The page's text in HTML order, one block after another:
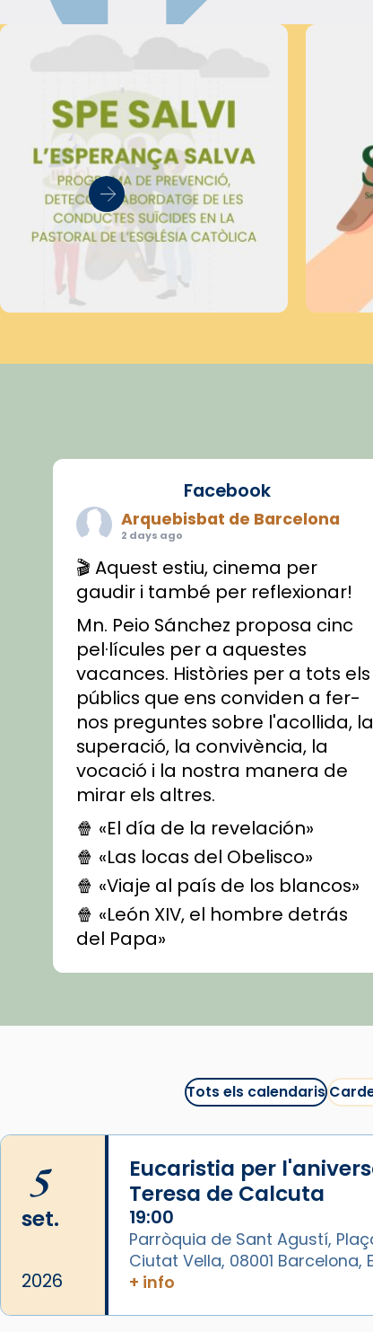
Facebook
Arquebisbat de Barcelona
2 days ago
🎬 Aquest estiu, cinema per
gaudir i també per reflexionar!
Mn. Peio Sánchez proposa cinc
pel·lícules per a aquestes
vacances. Històries per a tots els
públics que ens conviden a fer-
nos preguntes sobre l'acollida, la
superació, la convivència, la
vocació i la nostra manera de
mirar els altres.
🍿 «El día de la revelación»
🍿 «Las locas del Obelisco»
🍿 «Viaje al país de los blancos»
🍿 «León XIV, el hombre detrás
del Papa»
🍿 «Las ovejas detectives»
recomanacions i prepara una
#CinemaEspiritualitual
@cinemaspiritcat
Imatge: Generada amb IA
(OpenAI)
Video
View on Facebook
Arquebisbat de Barcelona
1 week ago
La Carmina va patir depressió.
Tots els calendaris
5
set.
2026
Eucaristia per
Teresa de Calcuta
19:00
Parròquia de Sant Agustí,
Ciutat Vella, 08001 Barcelona,
+ info